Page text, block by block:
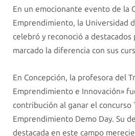
En un emocionante evento de la
Emprendimiento, la Universidad
celebró y reconoció a
marcado la diferencia con sus
En Concepción, la profesora del
Emprendimiento e Innovación»
contribución al ganar el concurso
Emprendimiento Demo Day. Su
destacada en este campo